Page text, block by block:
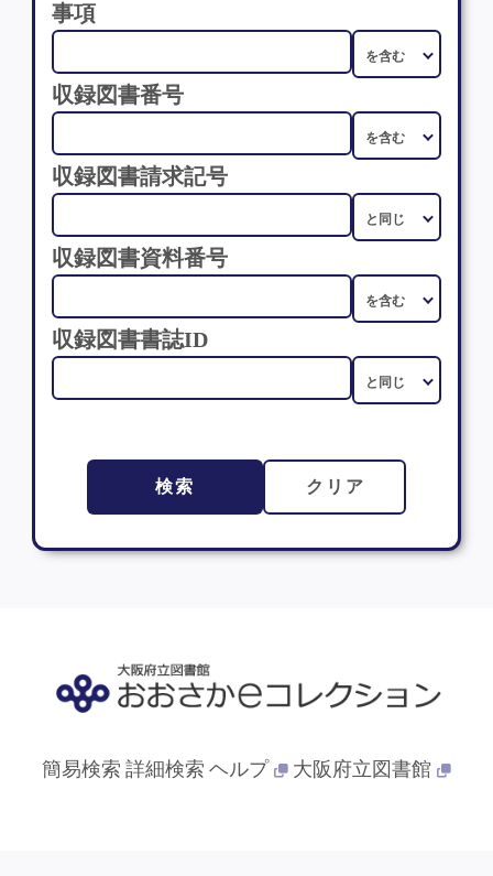
事項
収録図書番号
収録図書請求記号
収録図書資料番号
収録図書書誌ID
検索 クリア
簡易検索 詳細検索 ヘルプ 大阪府立図書館